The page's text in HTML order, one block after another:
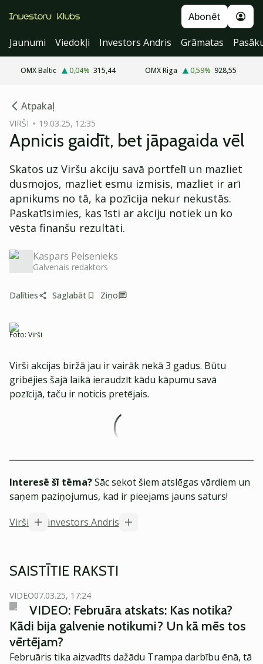
Abonēt
Jaunumi
Viedokļi Investors Andris Grāmatas
OMX Baltic 0,04% 315,44 OMX Riga 0,59% 928,55
Atpakaļ
VIRŠI 19.03.25, 12:35
Apnicis gaidīt, bet jāpagaida vēl
Skatos uz Viršu akciju savā portfelī un mazliet
dusmojos, mazliet esmu izmisis, mazliet ir arī
apnikums no tā, ka pozīcija nekur nekustās.
Paskatīsimies, kas īsti ar akciju notiek un ko
vēsta finanšu rezultāti.
Kaspars Peisenieks
Galvenais redaktors
Dalīties Saglabāt Ziņo
Foto: Virši
Virši akcijas biržā jau ir vairāk nekā 3 gadus. Būtu
gribējies šajā laikā ieraudzīt kādu kāpumu savā
pozīcijā, taču ir noticis pretējais.
Interesē šī tēma?Sāc sekot šiem atslēgas vārdiem un
saņem paziņojumus, kad ir pieejams jauns saturs!
Virši
investors Andris
SAISTĪTIE RAKSTI
VIDEO07.03.25, 17:24
VIDEO: Februāra atskats: Kas notika?
Kādi bija galvenie notikumi? Un kā mēs tos
vērtējam?
Februāris tika aizvadīts dažādu Trampa darbību ēnā, tā